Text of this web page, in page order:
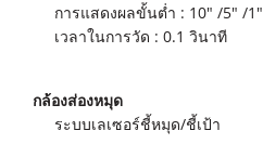
การแสดงผลขั้นต่ำ : 10" /5" /1"
เวลาในการวัด : 0.1 วินาที
กล้องส่องหมุด
ระบบเลเซอร์ชี้หมุด/ชี้เป้า